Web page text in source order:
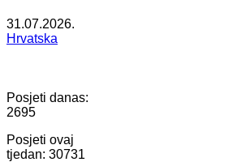
31.07.2026.
Hrvatska
Posjeti danas:
2695
Posjeti ovaj
tjedan: 30731